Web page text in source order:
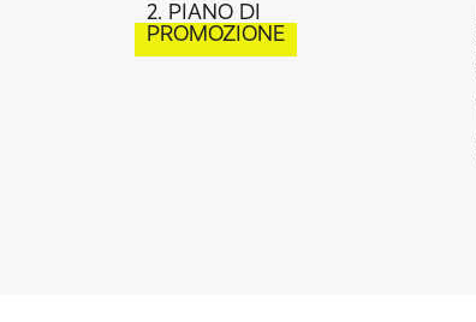
2. PIANO DI
PROMOZIONE